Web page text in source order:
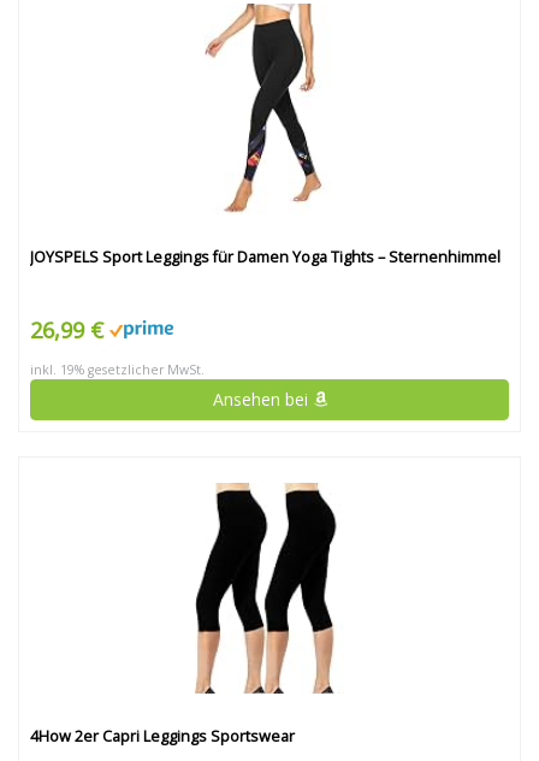
JOYSPELS Sport Leggings für Damen Yoga Tights – Sternenhimmel
26,99 €
inkl. 19% gesetzlicher MwSt.
Ansehen bei
4How 2er Capri Leggings Sportswear